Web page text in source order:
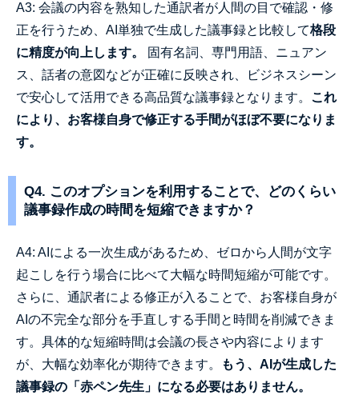
A3: 会議の内容を熟知した通訳者が人間の目で確認・修
正を行うため、AI単独で生成した議事録と比較して格段
に精度が向上します。
固有名詞、専門用語、ニュアン
ス、話者の意図などが正確に反映され、ビジネスシーン
で安心して活用できる高品質な議事録となります。 これ
により、お客様自身で修正する手間がほぼ不要になりま
す。
Q4. このオプションを利用することで、どのくらい
議事録作成の時間を短縮できますか？
A4: AIによる一次生成があるため、ゼロから人間が文字
起こしを行う場合に比べて大幅な時間短縮が可能です。
さらに、通訳者による修正が入ることで、お客様自身が
AIの不完全な部分を手直しする手間と時間を削減できま
す。具体的な短縮時間は会議の長さや内容によります
が、大幅な効率化が期待できます。
もう、AIが生成した
議事録の「赤ペン先生」になる必要はありません。